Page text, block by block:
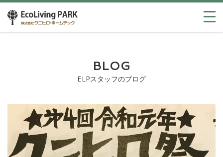
BLOG
ELPスタッフのブログ